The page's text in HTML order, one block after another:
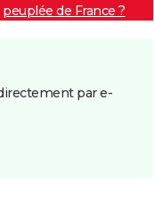
peuplée de France ?
par e-